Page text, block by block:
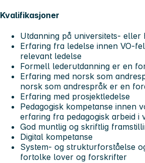
Kvalifikasjoner
Utdanning på universitets- eller
Erfaring fra ledelse innen VO-
relevant ledelse
Formell lederutdanning er en
Erfaring med norsk som
norsk som andrespråk er en
Erfaring med prosjektledelse
Pedagogisk kompetanse innen
erfaring fra pedagogisk arbeid
God muntlig og skriftlig
Digital kompetanse
System- og strukturforståelse
fortolke lover og forskrifter